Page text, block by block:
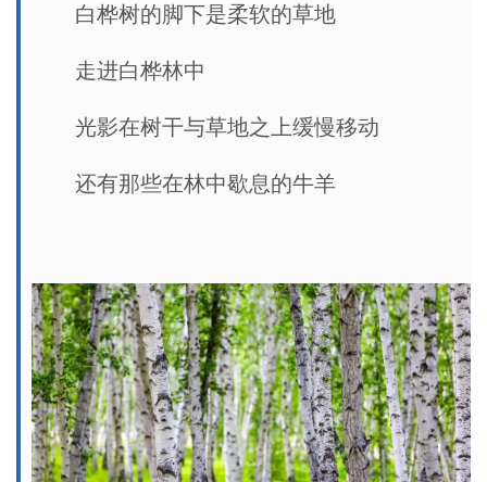
白桦树的脚下是柔软的草地
走进白桦林中
光影在树干与草地之上缓慢移动
还有那些在林中歇息的牛羊